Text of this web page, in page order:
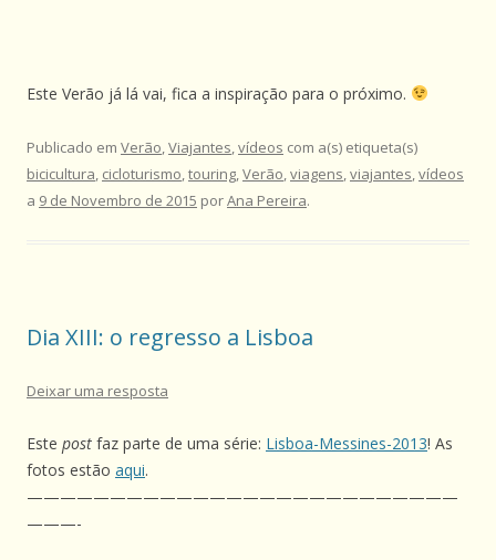
Este Verão já lá vai, fica a inspiração para o próximo.
Publicado em Verão,Viajantes,vídeos com a(s) etiqueta(s)
bicicultura, cicloturismo,touring,Verão,viagens,viajantes,vídeos
a 9 de Novembro de 2015 porAna Pereira.
Dia XIII: o regresso a Lisboa
Deixar uma resposta
Este post faz parte de uma série: Lisboa-Messines-2013! As
fotos estão aqui.
——————————————————————————
———-